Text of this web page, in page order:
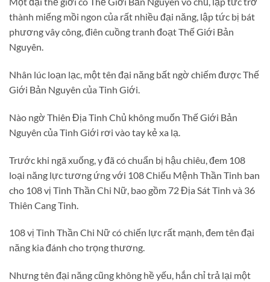
thành miếng mồi ngon của rất nhiều đại năng, lập tức bị bát
phương vây công, điên cuồng tranh đoạt Thế Giới Bản
Nguyên.
Nhân lúc loạn lạc, một tên đại năng bất ngờ chiếm được Thế
Giới Bản Nguyên của Tinh Giới.
Nào ngờ Thiên Địa Tinh Chủ không muốn Thế Giới Bản
Nguyên của Tinh Giới rơi vào tay kẻ xa lạ.
Trước khi ngã xuống, y đã có chuẩn bị hậu chiêu, đem 108
loại năng lực tương ứng với 108 Chiếu Mệnh Thần Tinh ban
cho 108 vị Tinh Thần Chi Nữ, bao gồm 72 Địa Sát Tinh và 36
Thiên Cang Tinh.
108 vị Tinh Thần Chi Nữ có chiến lực rất mạnh, đem tên đại
năng kia đánh cho trọng thương.
Nhưng tên đại năng cũng không hề yếu, hắn chỉ trả lại một